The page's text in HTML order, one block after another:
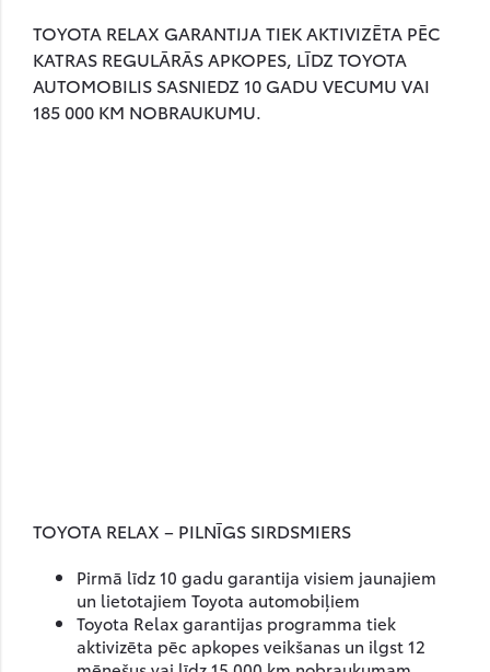
TOYOTA RELAX GARANTIJA TIEK AKTIVIZĒTA PĒC
KATRAS REGULĀRĀS APKOPES, LĪDZ TOYOTA
AUTOMOBILIS SASNIEDZ 10 GADU VECUMU VAI
185 000 KM NOBRAUKUMU.
TOYOTA RELAX – PILNĪGS SIRDSMIERS
Pirmā līdz 10 gadu garantija visiem jaunajiem
un lietotajiem Toyota automobiļiem
Toyota Relax garantijas programma tiek
aktivizēta pēc apkopes veikšanas un ilgst 12